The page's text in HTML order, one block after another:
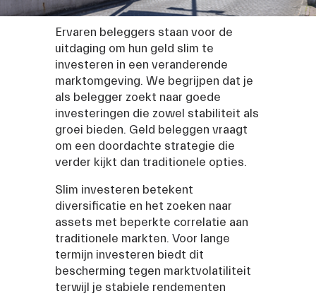
Ervaren beleggers staan voor de
uitdaging om hun geld slim te
investeren in een veranderende
marktomgeving. We begrijpen dat je
als belegger zoekt naar goede
investeringen die zowel stabiliteit als
groei bieden. Geld beleggen vraagt
om een doordachte strategie die
verder kijkt dan traditionele opties.
Slim investeren betekent
diversificatie en het zoeken naar
assets met beperkte correlatie aan
traditionele markten. Voor lange
termijn investeren biedt dit
bescherming tegen marktvolatiliteit
terwijl je stabiele rendementen